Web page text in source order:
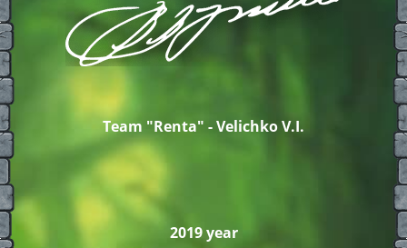
Team "Renta" - Velichko V.I.
2019 year